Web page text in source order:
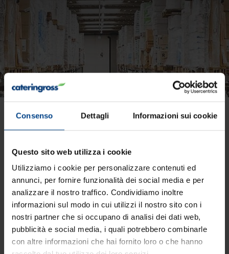
Consenso Dettagli Informazioni sui cookie
Questo sito web utilizza i cookie
Utilizziamo i cookie per personalizzare contenuti ed
annunci, per fornire funzionalità dei social media e per
analizzare il nostro traffico. Condividiamo inoltre
informazioni sul modo in cui utilizzi il nostro sito con i
nostri partner che si occupano di analisi dei dati web,
pubblicità e social media, i quali potrebbero combinarle
con altre informazioni che hai fornito loro o che hanno
Rovetta presenta
Angiolina: la linea di
abbigliamento
professionale per sala e
cucina!